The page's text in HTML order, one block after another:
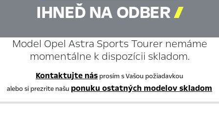
IHNEĎ NA ODBER
Model Opel Astra Sports Tourer nemáme
momentálne k dispozícii skladom.
Kontaktujte nás prosím s Vašou požiadavkou
alebo si prezrite našu ponuku ostatných modelov skladom